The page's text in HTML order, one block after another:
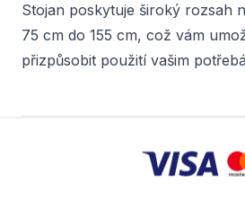
Stojan poskytuje široký rozsah
75 cm do 155 cm, což vám
přizpůsobit použití vašim